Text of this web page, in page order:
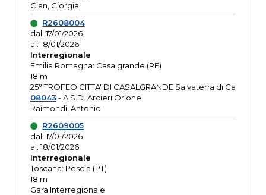
Cian, Giorgia
R2608004
dal: 17/01/2026
al: 18/01/2026
Interregionale
Emilia Romagna: Casalgrande (RE)
18 m
25° TROFEO CITTA' DI CASALGRANDE Salvaterra di Ca
08043- A.S.D. Arcieri Orione
Raimondi, Antonio
R2609005
dal: 17/01/2026
al: 18/01/2026
Interregionale
Toscana: Pescia (PT)
18 m
Gara Interregionale